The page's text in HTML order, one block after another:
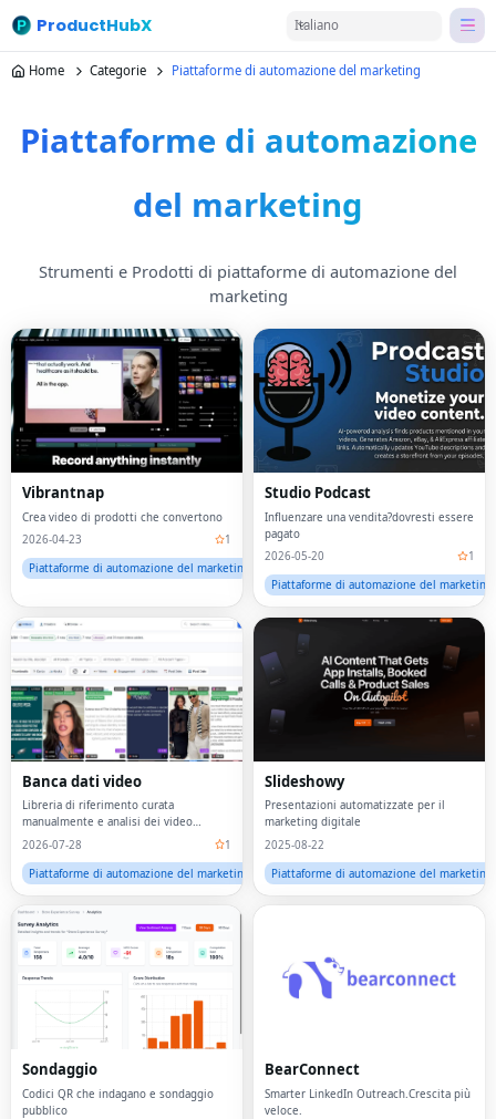
ProductHubX Italiano
Home Categorie Piattaforme di automazione del marketing
Piattaforme di automazione
del marketing
Strumenti e Prodotti di piattaforme di automazione del
marketing
Vibrantnap
Crea video di prodotti che convertono
2026-04-23
1
Piattaforme di automazione del marketing
Studio Podcast
Influenzare una vendita?dovresti essere
pagato
2026-05-20
1
Piattaforme di automazione del marketing
Banca dati video
Libreria di riferimento curata
manualmente e analisi dei video
vincitori di Instagram e TikTok.
2026-07-28
1
Piattaforme di automazione del marketing
Slideshowy
Presentazioni automatizzate per il
marketing digitale
2025-08-22
Piattaforme di automazione del marketing
Sondaggio
Codici QR che indagano e sondaggio
pubblico
BearConnect
Smarter LinkedIn Outreach.Crescita più
veloce.